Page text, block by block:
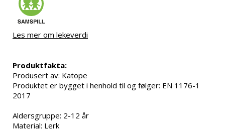
Les mer om lekeverdi
Produktfakta:
Produsert av: Katope
Produktet er bygget i henhold til og følger: EN 1176-1
2017
Aldersgruppe: 2-12 år
Material: Lerk